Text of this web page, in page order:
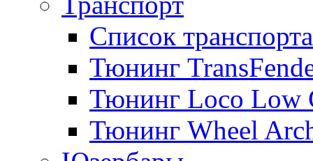
Список транспорта
Тюнинг
Тюнинг Loco Low
Тюнинг Wheel